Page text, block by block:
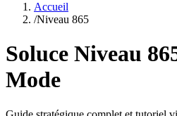
Accueil
/Niveau 865
Soluce Niveau
Mode